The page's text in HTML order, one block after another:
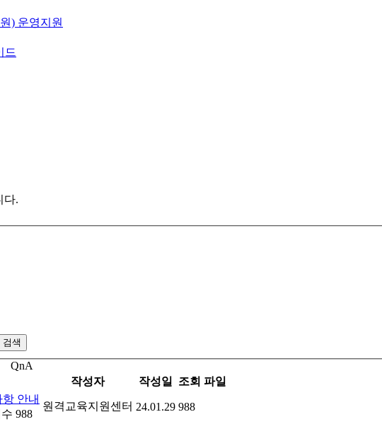
) 운영지원
드
다.
검색
QnA
작성자 작성일 조회 파일
안내
988
원격교육지원센터 24.01.29 988